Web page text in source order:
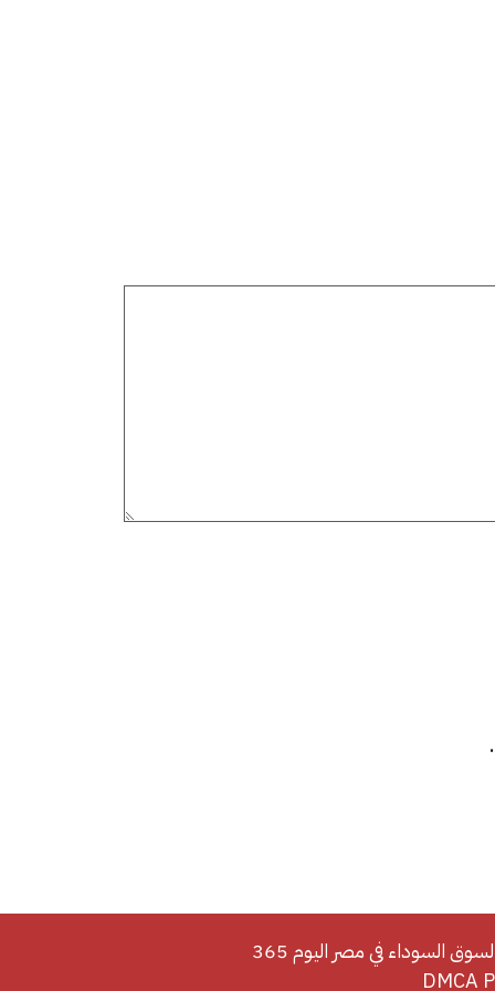
السوداء في مصر اليوم 365
DMCA